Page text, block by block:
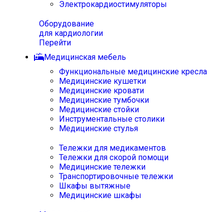
Электрокардиостимуляторы
Оборудование
для кардиологии
Перейти
Медицинская мебель
Функциональные медицинские кресла
Медицинские кушетки
Медицинские кровати
Медицинские тумбочки
Медицинские стойки
Инструментальные столики
Медицинские стулья
Тележки для медикаментов
Тележки для скорой помощи
Медицинские тележки
Транспортировочные тележки
Шкафы вытяжные
Медицинские шкафы